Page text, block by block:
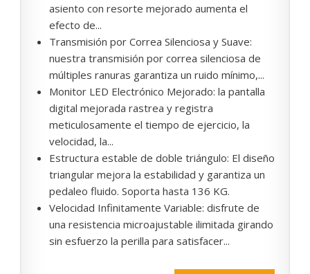
asiento con resorte mejorado aumenta el
efecto de...
Transmisión por Correa Silenciosa y Suave:
nuestra transmisión por correa silenciosa de
múltiples ranuras garantiza un ruido mínimo,...
Monitor LED Electrónico Mejorado: la pantalla
digital mejorada rastrea y registra
meticulosamente el tiempo de ejercicio, la
velocidad, la...
Estructura estable de doble triángulo: El diseño
triangular mejora la estabilidad y garantiza un
pedaleo fluido. Soporta hasta 136 KG.
Velocidad Infinitamente Variable: disfrute de
una resistencia microajustable ilimitada girando
sin esfuerzo la perilla para satisfacer...